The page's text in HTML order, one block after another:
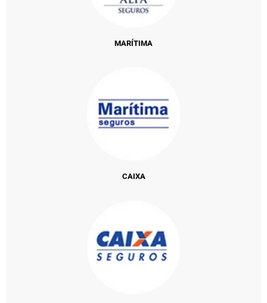
MARÍTIMA
CAIXA